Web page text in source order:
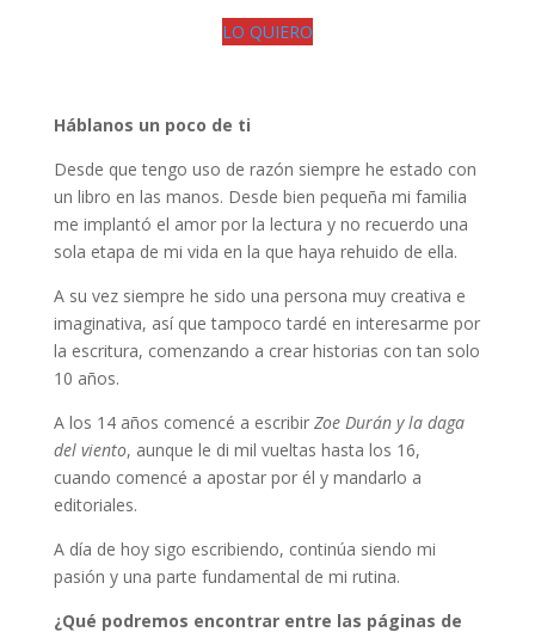
LO QUIERO
Háblanos un poco de ti
Desde que tengo uso de razón siempre he estado con
un libro en las manos. Desde bien pequeña mi familia
me implantó el amor por la lectura y no recuerdo una
sola etapa de mi vida en la que haya rehuido de ella.
A su vez siempre he sido una persona muy creativa e
imaginativa, así que tampoco tardé en interesarme por
la escritura, comenzando a crear historias con tan solo
10 años.
A los 14 años comencé a escribir Zoe Durán y la daga
del viento, aunque le di mil vueltas hasta los 16,
cuando comencé a apostar por él y mandarlo a
editoriales.
A día de hoy sigo escribiendo, continúa siendo mi
pasión y una parte fundamental de mi rutina.
¿Qué podremos encontrar entre las páginas de